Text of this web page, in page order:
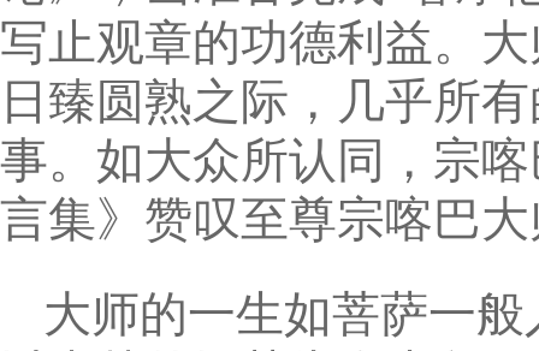
写止观章的功德利益。
日臻圆熟之际，几乎所
事。如大众所认同，宗
言集》赞叹至尊宗喀巴
大师的一生如菩萨一